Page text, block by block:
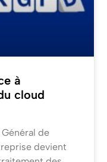
à
cloud
de
devient